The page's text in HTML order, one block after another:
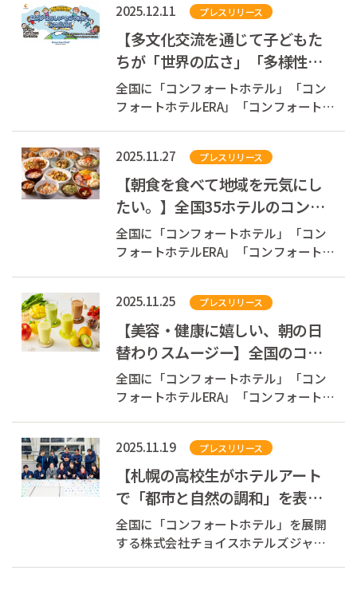
する株式会社チョイスホテルズジャパ
ン（本社：東京都中央区、代表取締役
社長：伊藤孝彦、以下チョイスホテル
ズジャパン...
2025.12.11 プレスリリース
【多文化交流を通じて子どもた
ちが「世界の広さ」「多様性」
「社会貢献」を体験】 子ども向
け交流イベン...
全国に「コンフォートホテル」「コン
フォートホテルERA」「コンフォートイ
する株式会社チョイスホテルズジャパ
ン（本社：東京都中央区、代表取締役
社長：伊藤孝彦、以下チョイスホテル
ズジャパン...
2025.11.27 プレスリリース
【朝食を食べて地域を元気にし
たい。】全国35ホテルのコンフ
ォートホテルにて、各地域の食
材をふんだん...
全国に「コンフォートホテル」「コン
フォートホテルERA」「コンフォートイ
する株式会社チョイスホテルズジャパ
ン（本社：東京都中央区、代表取締役
社長：伊藤孝彦、以下チョイスホテル
ズジャパン...
2025.11.25 プレスリリース
【美容・健康に嬉しい、朝の日
替わりスムージー】全国のコン
フォートホテルの無料朝食に
「みかん」「ゆ...
全国に「コンフォートホテル」「コン
フォートホテルERA」「コンフォートイ
する株式会社チョイスホテルズジャパ
ン（本社：東京都中央区、代表取締役
社長：伊藤孝彦、以下チョイスホテル
ズジャパン...
2025.11.19 プレスリリース
【札幌の高校生がホテルアート
で「都市と自然の調和」を表
現】コンフォートホテルERA札
幌北口の開業に向...
全国に「コンフォートホテル」を展開
する株式会社チョイスホテルズジャパ